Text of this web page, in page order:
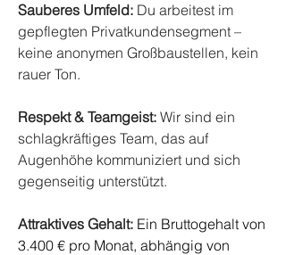
Sauberes Umfeld: Du arbeitest im
gepflegten Privatkundensegment –
keine anonymen Großbaustellen, kein
rauer Ton.
Respekt & Teamgeist: Wir sind ein
schlagkräftiges Team, das auf
Augenhöhe kommuniziert und sich
gegenseitig unterstützt.
Attraktives Gehalt: Ein Bruttogehalt von
3.400 € pro Monat, abhängig von